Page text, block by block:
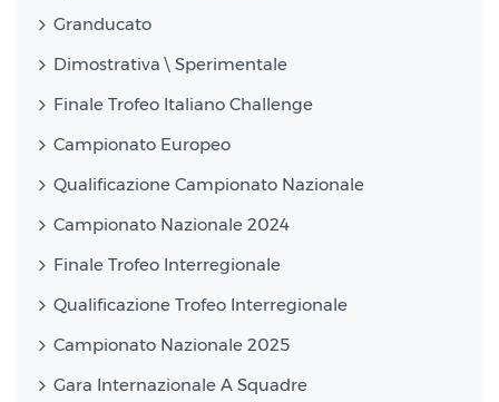
Granducato
Dimostrativa \ Sperimentale
Finale Trofeo Italiano Challenge
Campionato Europeo
Qualificazione Campionato Nazionale
Campionato Nazionale 2024
Finale Trofeo Interregionale
Qualificazione Trofeo Interregionale
Campionato Nazionale 2025
Gara Internazionale A Squadre